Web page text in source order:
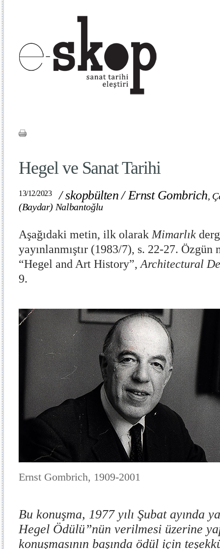
Hegel ve Sanat Tarihi
13/12/2023 /skopbülten /Ernst Gombrich,
(Baydar) Nalbantoğlu
Aşağıdaki metin, ilk olarak Mimarlık
yayınlanmıştır (1983/7), s. 22-27.
“Hegel and Art History”, Architectural
9.
Ernst Gombrich, 1909-2001
Bu konuşma, 1977 yılı Şubat ayında
Hegel Ödülü”nün verilmesi üzerine
konuşmasının başında ödül için